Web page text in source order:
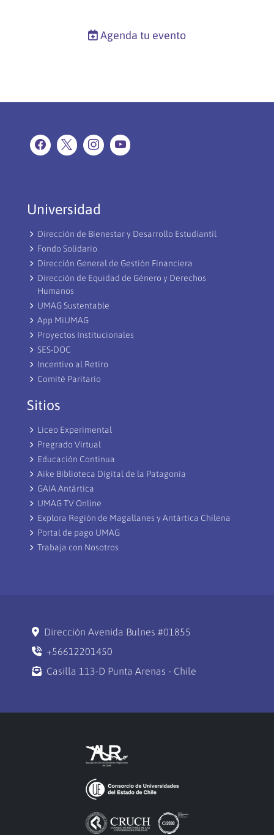
Agenda tu evento
Universidad
Dirección de Bienestar y Desarrollo Estudiantil
Fondo Solidario
Dirección General de Gestión Financiera
Dirección de Equidad de Género y Derechos
Humanos
UMAG Sustentable
App MiUMAG
Proyectos Institucionales
SES-DOC
Incentivo al Retiro
Comité Paritario
Sitios
Liceo Experimental
Pregrado Virtual
Educación Continua
Aike Biblioteca Digital de la Patagonia
GAIA Antártica
UMAG TV Online
Explora Región de Magallanes y Antártica Chilena
Portal de pago UMAG
Trabaja con Nosotros
Dirección Avenida Bulnes #01855
+56612201450
Casilla 113-D Punta Arenas - Chile